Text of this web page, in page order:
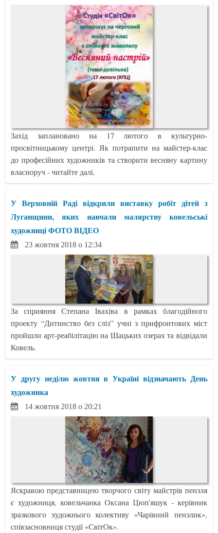
Захід заплановано на 17 лютого в культурно-
просвітницькому центрі. Як потрапити на майстер-клас
до професійних художників та створити весняну картину
власноруч - читайте далі.
У Верховній Раді відкрили виставку робіт дітей з
Луганщини, яких навчали малярству ковельські
художниці ФОТО ВІДЕО
23 жовтня 2018 о 12:34
За сприяння Степана Івахіва в рамках благодійного
проекту “Дитинство без сліз” учні з прифронтових міст
пройшли арт-реабілітацію на Шацьких озерах та відвідали
Ковель.
У другу неділю жовтня в Україні відзначають День
художника
14 жовтня 2018 о 20:21
Яскравою представницею творчого світу майстрів пензля
є художниця, ковельчанка Оксана Цюп'яшук - керівник
зразкового художнього колективу «Чарівний пензлик»,
співзасновниця студії «СвітОк».